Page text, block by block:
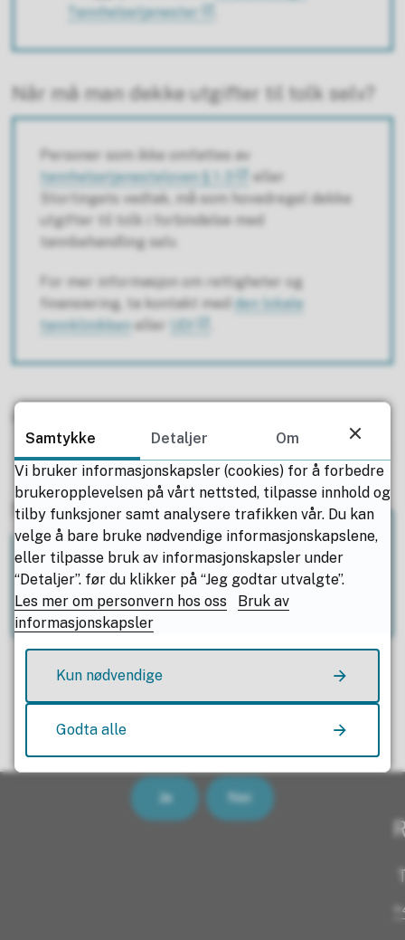
Tannhelsetjenester
Når må man dekke utgifter til tolk selv?
Personer som ikke omfattes av
tannhelsetjenesteloven § 1-3
eller
Stortingets vedtak, må som hovedregel dekke
utgifter til tolk i forbindelse med
tannbehandling selv.
For mer informasjon om rettigheter og
finansiering, ta kontakt medden lokale
tannklinikkeneller UDI
Nyttige ressurser
Utgifter ved bruk av tolk
Fant du det du lette etter?
Ja Nei
Samtykke Detaljer
Om
Vi bruker informasjonskapsler (cookies) for å forbedre
brukeropplevelsen på vårt nettsted, tilpasse innhold og
tilby funksjoner samt analysere trafikken vår. Du kan
velge å bare bruke nødvendige informasjonskapslene,
eller tilpasse bruk av informasjonskapsler under
“Detaljer”. før du klikker på “Jeg godtar utvalgte”.
Les mer om personvern hos oss
Bruk av
informasjonskapsler
Kun nødvendige
Godta alle